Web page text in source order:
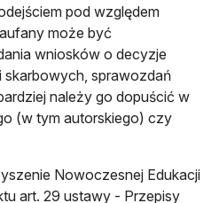
pod względem
może być
wniosków o decyzje
skarbowych, sprawozdań
należy go dopuścić w
(w tym autorskiego) czy
Nowoczesnej Edukacji
art. 29 ustawy - Przepisy